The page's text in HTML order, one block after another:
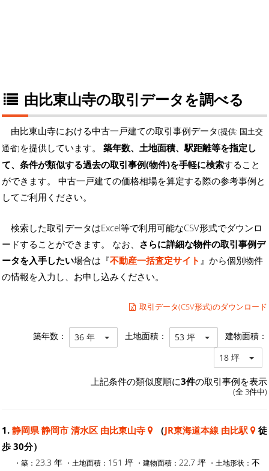
由比東山寺の取引データを調べる
由比東山寺における中古一戸建ての取引事例データ(提供: 国土交
通省)を提供しています。 築年数、土地面積、駅距離等を指定し
て、条件が類似する過去の取引事例(物件)を手軽に検索すること
ができます。 中古一戸建ての価格相場を算定する際の参考事例と
してご利用ください。
検索した取引データはExcel等で利用可能なCSV形式でダウンロ
ードすることができます。 なお、 さらに詳細な物件の取引事例デ
ータを入手したい場合は『不動産一括査定サイト 』から個別物件
の情報を入力し、お申し込みください。
取引データ(CSV形式)のダウンロード
築年数： 36 年 土地面積： 53 坪 建物面積：
18 坪
上記条件の類似度順に3件の取引事例を表示
(全 3件中)
1. 静岡県 静岡市 清水区 由比東山寺 （JR東海道本線 由比駅
徒
歩 30分）
・築： 23.3 年 ・土地面積： 151 坪 ・建物面積： 22.7 坪 ・土地形状： 不